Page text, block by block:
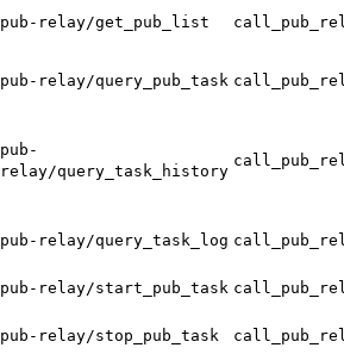
pub-relay/get_pub_list
pub-relay/query_pub_task
pub-
relay/query_task_history
pub-relay/query_task_log
pub-relay/start_pub_task
pub-relay/stop_pub_task